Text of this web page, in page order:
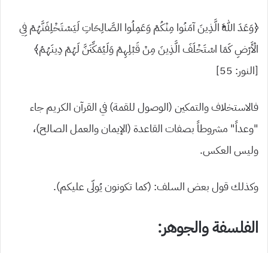
﴿وَعَدَ اللَّهُ الَّذِينَ آمَنُوا مِنْكُمْ وَعَمِلُوا الصَّالِحَاتِ لَيَسْتَخْلِفَنَّهُمْ فِي
الْأَرْضِ كَمَا اسْتَخْلَفَ الَّذِينَ مِنْ قَبْلِهِمْ وَلَيُمَكِّنَنَّ لَهُمْ دِينَهُمُ﴾
[النور: 55]
فالاستخلاف والتمكين (الوصول للقمة) في القرآن الكريم جاء
“وعداً” مشروطاً بصفات القاعدة (الإيمان والعمل الصالح)،
وليس العكس.
وكذلك قول بعض السلف: (كما تكونون يُولّى عليكم).
الفلسفة والجوهر: